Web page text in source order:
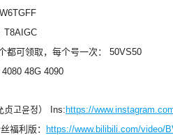
T8AIGC
都可领取，每个号一次： 50VS50
48G 4090
贞고윤정） Ins: https://
福利版：
https://www.bilibili.com/video/